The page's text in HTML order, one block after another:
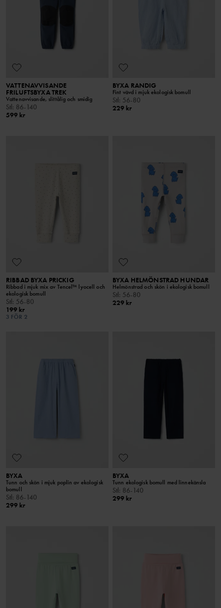
VATTENAVVISANDE
FRILUFTSBYXA TREK
Vattenavvisande, slittålig och smidig
Stl: 86-140
599 kr
BYXA RANDIG
Fint vävd i mjuk ekologisk bomull
Stl: 56-80
229 kr
RIBBAD BYXA PRICKIG
Ribbad i mjuk mix av Tencel™ lyocell och
ekologisk bomull
Stl: 56-80
199 kr
3 FÖR 2
BYXA HELMÖNSTRAD HUNDAR
Helmönstrad och skön i ekologisk bomull
Stl: 56-80
229 kr
BYXA
Tunn och skön i mjuk poplin av ekologisk
bomull
Stl: 86-140
299 kr
BYXA
Tunn ekologisk bomull med linnekänsla
Stl: 86-140
299 kr